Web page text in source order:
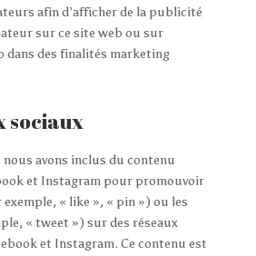
afin d’afficher de la publicité
sur ce site web ou sur
dans des finalités marketing
sociaux
avons inclus du contenu
et Instagram pour promouvoir
exemple, « like », « pin ») ou les
« tweet ») sur des réseaux
et Instagram. Ce contenu est